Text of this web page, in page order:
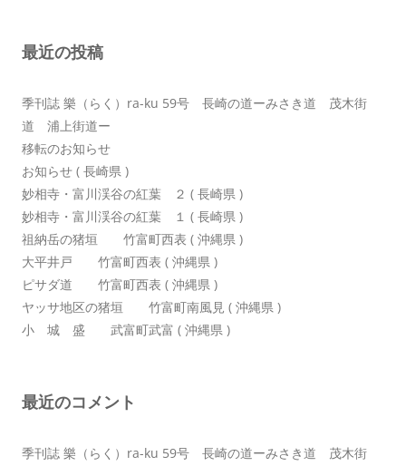
ョ
最近の投稿
季刊誌 樂（らく）ra-ku 59号 長崎の道ーみさき道 茂木街
道 浦上街道ー
移転のお知らせ
お知らせ ( 長崎県 )
妙相寺・富川渓谷の紅葉 ２ ( 長崎県 )
妙相寺・富川渓谷の紅葉 １ ( 長崎県 )
祖納岳の猪垣 竹富町西表 ( 沖縄県 )
大平井戸 竹富町西表 ( 沖縄県 )
ピサダ道 竹富町西表 ( 沖縄県 )
ヤッサ地区の猪垣 竹富町南風見 ( 沖縄県 )
小 城 盛 武富町武富 ( 沖縄県 )
最近のコメント
季刊誌 樂（らく）ra-ku 59号 長崎の道ーみさき道 茂木街